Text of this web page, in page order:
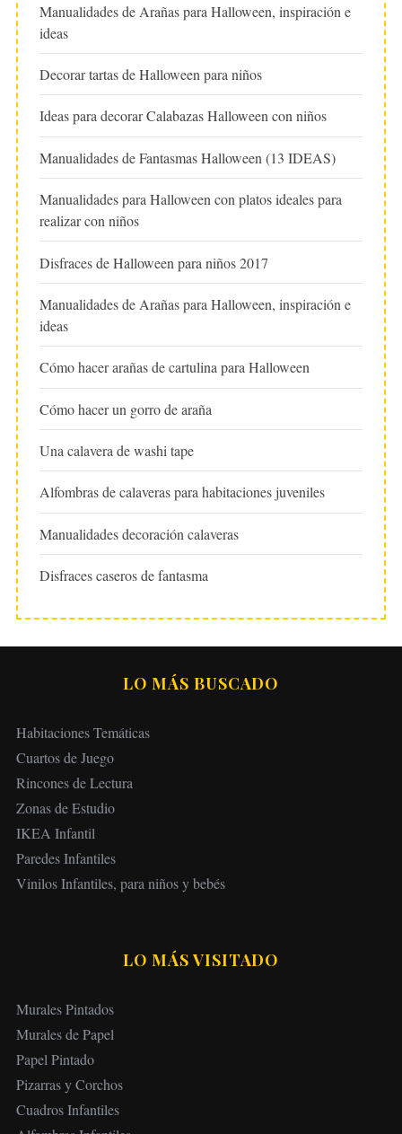
Manualidades de Arañas para Halloween, inspiración e
ideas
Decorar tartas de Halloween para niños
Ideas para decorar Calabazas Halloween con niños
Manualidades de Fantasmas Halloween (13 IDEAS)
Manualidades para Halloween con platos ideales para
realizar con niños
Disfraces de Halloween para niños 2017
Manualidades de Arañas para Halloween, inspiración e
ideas
Cómo hacer arañas de cartulina para Halloween
Cómo hacer un gorro de araña
Una calavera de washi tape
Alfombras de calaveras para habitaciones juveniles
Manualidades decoración calaveras
Disfraces caseros de fantasma
LO MÁS BUSCADO
Habitaciones Temáticas
Cuartos de Juego
Rincones de Lectura
Zonas de Estudio
IKEA Infantil
Paredes Infantiles
Vinilos Infantiles, para niños y bebés
LO MÁS VISITADO
Murales Pintados
Murales de Papel
Papel Pintado
Pizarras y Corchos
Cuadros Infantiles